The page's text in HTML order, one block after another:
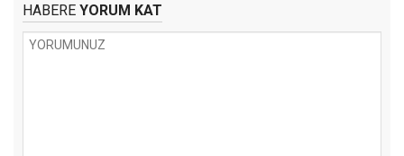
HABERE YORUM KAT